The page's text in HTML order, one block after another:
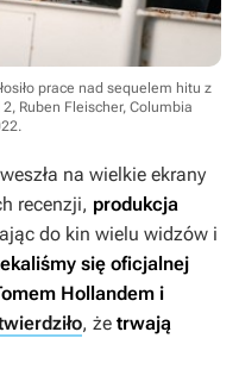
prace nad sequelem hitu z
Ruben Fleischer, Columbia
.
na wielkie ekrany
recenzji, produkcja
do kin wielu widzów i
się oficjalnej
Hollandem i
, że trwają